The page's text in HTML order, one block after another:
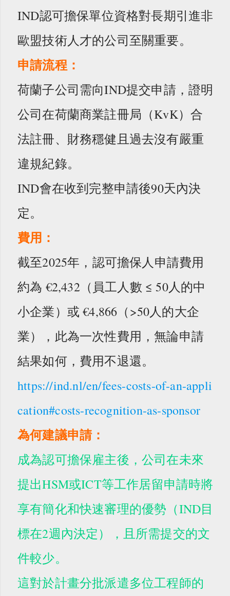
IND認可擔保單位資格對長期引進非
歐盟技術人才的公司至關重要。
申請流程：
荷蘭子公司需向IND提交申請，證明
公司在荷蘭商業註冊局（KvK）合
法註冊、財務穩健且過去沒有嚴重
違規紀錄。
IND會在收到完整申請後90天內決
定。
費用：
截至2025年，認可擔保人申請費用
約為 €2,432（員工人數 ≤ 50人的中
小企業）或 €4,866（>50人的大企
業），此為一次性費用，無論申請
結果如何，費用不退還。
https://ind.nl/en/fees-costs-of-an-appli
cation#costs-recognition-as-sponsor
為何建議申請：
成為認可擔保雇主後，公司在未來
提出HSM或ICT等工作居留申請時將
享有簡化和快速審理的優勢（IND目
標在2週內決定），且所需提交的文
件較少。
這對於計畫分批派遣多位工程師的